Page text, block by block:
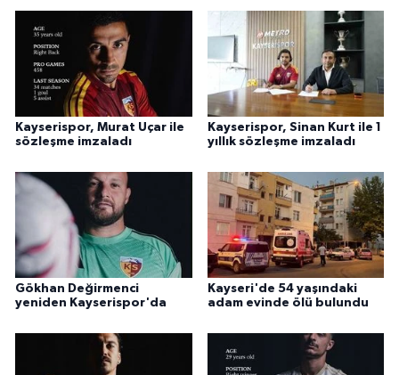
Kayserispor, Murat Uçar ile
sözleşme imzaladı
Kayserispor, Sinan Kurt ile 1
yıllık sözleşme imzaladı
Gökhan Değirmenci
yeniden Kayserispor'da
Kayseri'de 54 yaşındaki
adam evinde ölü bulundu
YAŞAM
YEREL
Yerel Haberler